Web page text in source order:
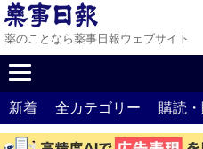
薬のことなら薬事日報ウェブサイト
新着 全カテゴリー 購読